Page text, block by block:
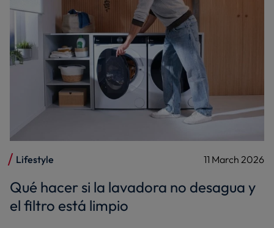
Lifestyle 11 March 2026
Qué hacer si la lavadora no desagua y
el filtro está limpio